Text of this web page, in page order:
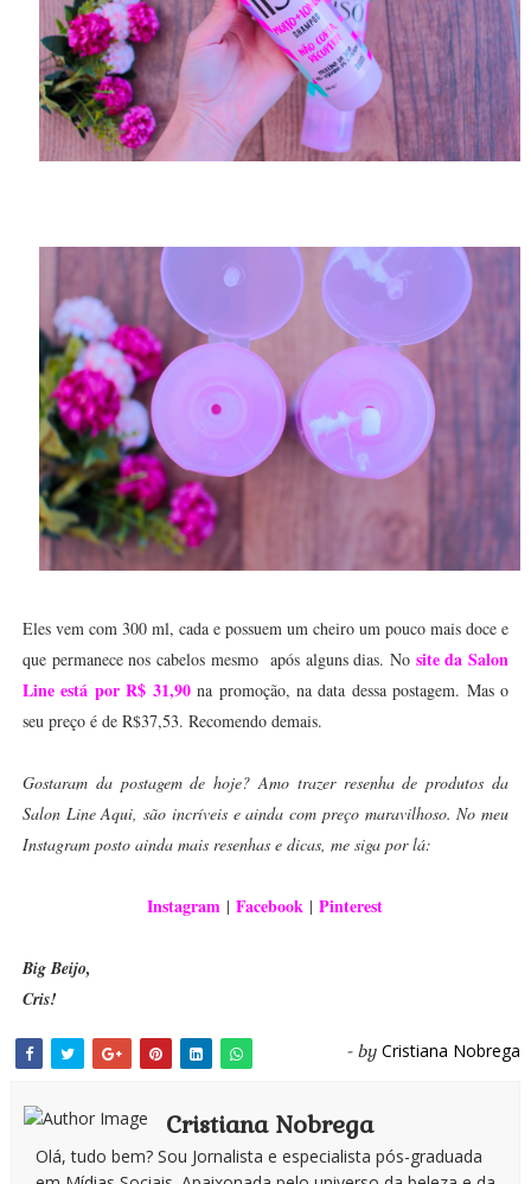
Eles vem com 300 ml, cada e possuem um cheiro um pouco mais doce e
que permanece nos cabelos mesmo após alguns dias. No site da Salon
Line está por R$ 31,90na promoção, na data dessa postagem. Mas o
seu preço é de R$37,53. Recomendo demais.
Gostaram da postagem de hoje? Amo trazer resenha de produtos da
Salon Line Aqui, são incríveis e ainda com preço maravilhoso. No meu
Instagram posto ainda mais resenhas e dicas, me siga por lá:
Instagram |Facebook |Pinterest
Big Beijo,
Cris!
- by Cristiana Nobrega
Cristiana Nobrega
Olá, tudo bem? Sou Jornalista e especialista pós-graduada